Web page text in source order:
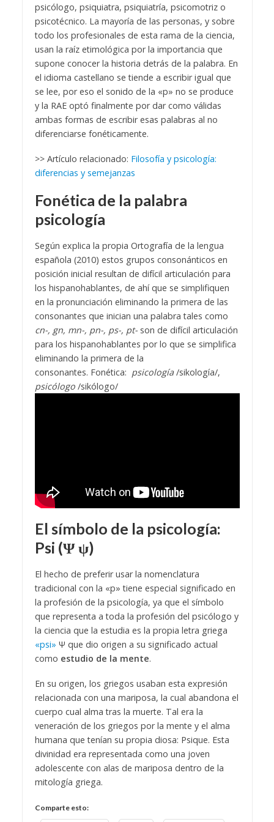
psicólogo, psiquiatra, psiquiatría, psicomotriz o
psicotécnico. La mayoría de las personas, y sobre
todo los profesionales de esta rama de la ciencia,
usan la raíz etimológica por la importancia que
supone conocer la historia detrás de la palabra. En
el idioma castellano se tiende a escribir igual que
se lee, por eso el sonido de la «p» no se produce
y la RAE optó finalmente por dar como válidas
ambas formas de escribir esas palabras al no
diferenciarse fonéticamente.
>> Artículo relacionado: Filosofía y psicología:
diferencias y semejanzas
Fonética de la palabra
psicología
Según explica la propia Ortografía de la lengua
española (2010) estos grupos consonánticos en
posición inicial resultan de difícil articulación para
los hispanohablantes, de ahí que se simplifiquen
en la pronunciación eliminando la primera de las
consonantes que inician una palabra tales como
cn-, gn, mn-, pn-, ps-, pt- son de difícil articulación
para los hispanohablantes por lo que se simplifica
eliminando la primera de la
consonantes. Fonética: psicología/sikología/,
psicólogo /sikólogo/
El símbolo de la psicología:
Psi (Ψ ψ)
El hecho de preferir usar la nomenclatura
tradicional con la «p» tiene especial significado en
la profesión de la psicología, ya que el símbolo
que representa a toda la profesión del psicólogo y
la ciencia que la estudia es la propia letra griega
«psi» Ψ que dio origen a su significado actual
como estudio de la mente.
En su origen, los griegos usaban esta expresión
relacionada con una mariposa, la cual abandona el
cuerpo cual alma tras la muerte. Tal era la
veneración de los griegos por la mente y el alma
humana que tenían su propia diosa: Psique. Esta
divinidad era representada como una joven
adolescente con alas de mariposa dentro de la
mitología griega.
Comparte esto: